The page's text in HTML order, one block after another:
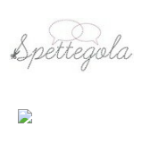
contenuto